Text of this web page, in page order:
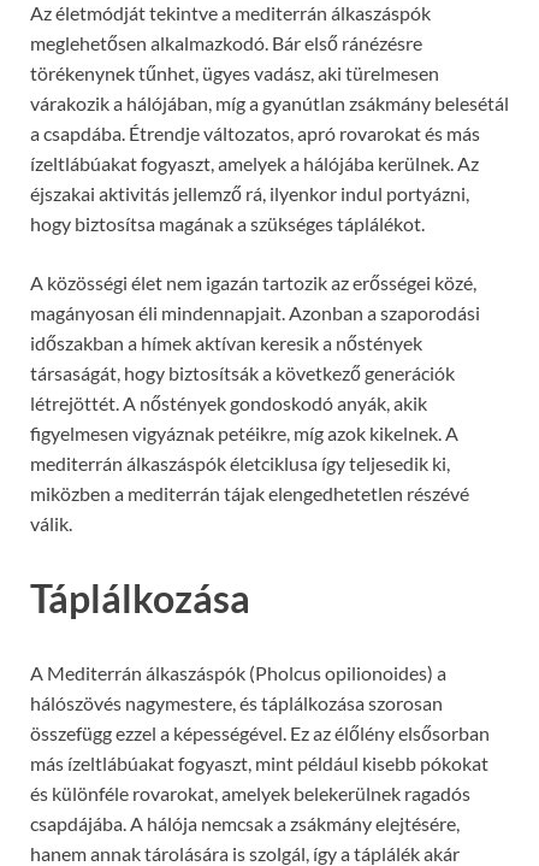
Az életmódját tekintve a mediterrán álkaszáspók
meglehetősen alkalmazkodó. Bár első ránézésre
törékenynek tűnhet, ügyes vadász, aki türelmesen
várakozik a hálójában, míg a gyanútlan zsákmány belesétál
a csapdába. Étrendje változatos, apró rovarokat és más
ízeltlábúakat fogyaszt, amelyek a hálójába kerülnek. Az
éjszakai aktivitás jellemző rá, ilyenkor indul portyázni,
hogy biztosítsa magának a szükséges táplálékot.
A közösségi élet nem igazán tartozik az erősségei közé,
magányosan éli mindennapjait. Azonban a szaporodási
időszakban a hímek aktívan keresik a nőstények
társaságát, hogy biztosítsák a következő generációk
létrejöttét. A nőstények gondoskodó anyák, akik
figyelmesen vigyáznak petéikre, míg azok kikelnek. A
mediterrán álkaszáspók életciklusa így teljesedik ki,
miközben a mediterrán tájak elengedhetetlen részévé
válik.
Táplálkozása
A Mediterrán álkaszáspók (Pholcus opilionoides) a
hálószövés nagymestere, és táplálkozása szorosan
összefügg ezzel a képességével. Ez az élőlény elsősorban
más ízeltlábúakat fogyaszt, mint például kisebb pókokat
és különféle rovarokat, amelyek belekerülnek ragadós
csapdájába. A hálója nemcsak a zsákmány elejtésére,
hanem annak tárolására is szolgál, így a táplálék akár